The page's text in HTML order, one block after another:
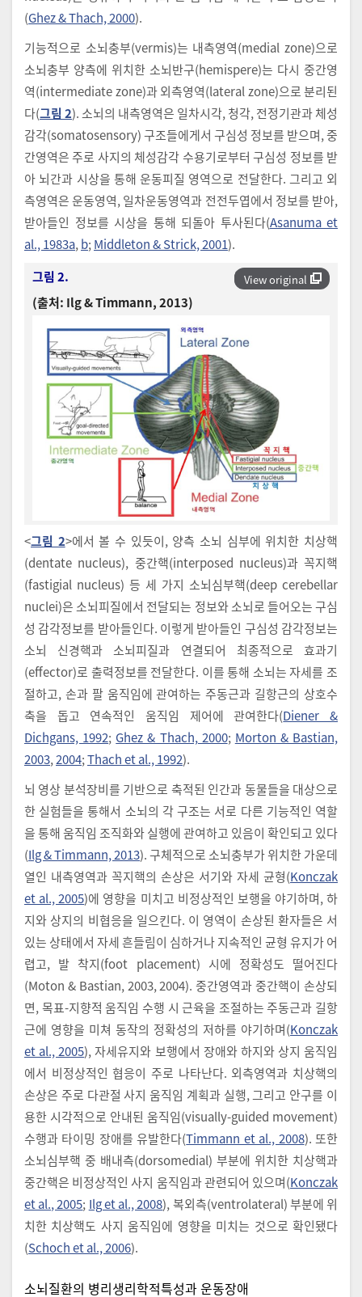
(Ghez & Thach, 2000).
기능적으로 소뇌충부(vermis)는 내측영역(medial zone)으로
소뇌충부 양측에 위치한 소뇌반구(hemispere)는 다시 중간영
역(intermediate zone)과 외측영역(lateral zone)으로 분리된
다(그림 2). 소뇌의 내측영역은 일차시각, 청각, 전정기관과 체성
감각(somatosensory) 구조들에게서 구심성 정보를 받으며, 중
간영역은 주로 사지의 체성감각 수용기로부터 구심성 정보를 받
아 뇌간과 시상을 통해 운동피질 영역으로 전달한다. 그리고 외
측영역은 운동영역, 일차운동영역과 전전두엽에서 정보를 받아,
받아들인 정보를 시상을 통해 되돌아 투사된다(Asanuma et
al., 1983a, b; Middleton & Strick, 2001).
View original
그림 2.
(출처: Ilg & Timmann, 2013)
<그림 2>에서 볼 수 있듯이, 양측 소뇌 심부에 위치한 치상핵
(dentate nucleus), 중간핵(interposed nucleus)과 꼭지핵
(fastigial nucleus) 등 세 가지 소뇌심부핵(deep cerebellar
nuclei)은 소뇌피질에서 전달되는 정보와 소뇌로 들어오는 구심
성 감각정보를 받아들인다. 이렇게 받아들인 구심성 감각정보는
소뇌 신경핵과 소뇌피질과 연결되어 최종적으로 효과기
(effector)로 출력정보를 전달한다. 이를 통해 소뇌는 자세를 조
절하고, 손과 팔 움직임에 관여하는 주동근과 길항근의 상호수
축을 돕고 연속적인 움직임 제어에 관여한다(Diener &
Dichgans, 1992; Ghez & Thach, 2000; Morton & Bastian,
2003,2004;Thach et al., 1992).
뇌 영상 분석장비를 기반으로 축적된 인간과 동물들을 대상으로
한 실험들을 통해서 소뇌의 각 구조는 서로 다른 기능적인 역할
을 통해 움직임 조직화와 실행에 관여하고 있음이 확인되고 있다
(Ilg & Timmann, 2013). 구체적으로 소뇌충부가 위치한 가운데
열인 내측영역과 꼭지핵의 손상은 서기와 자세 균형(Konczak
et al., 2005)에 영향을 미치고 비정상적인 보행을 야기하며, 하
지와 상지의 비협응을 일으킨다. 이 영역이 손상된 환자들은 서
있는 상태에서 자세 흔들림이 심하거나 지속적인 균형 유지가 어
렵고, 발 착지(foot placement) 시에 정확성도 떨어진다
(Moton & Bastian, 2003, 2004). 중간영역과 중간핵이 손상되
면, 목표-지향적 움직임 수행 시 근육을 조절하는 주동근과 길항
근에 영향을 미쳐 동작의 정확성의 저하를 야기하며(Konczak
et al., 2005), 자세유지와 보행에서 장애와 하지와 상지 움직임
에서 비정상적인 협응이 주로 나타난다. 외측영역과 치상핵의
손상은 주로 다관절 사지 움직임 계획과 실행, 그리고 안구를 이
용한 시각적으로 안내된 움직임(visually-guided movement)
수행과 타이밍 장애를 유발한다(Timmann et al., 2008). 또한
소뇌심부핵 중 배내측(dorsomedial) 부분에 위치한 치상핵과
중간핵은 비정상적인 사지 움직임과 관련되어 있으며(Konczak
et al., 2005; Ilg et al., 2008), 복외측(ventrolateral) 부분에 위
치한 치상핵도 사지 움직임에 영향을 미치는 것으로 확인됐다
(Schoch et al., 2006).
소뇌질환의 병리생리학적특성과 운동장애